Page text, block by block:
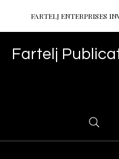
FARTELJ ENTERPRISES
Fartelj